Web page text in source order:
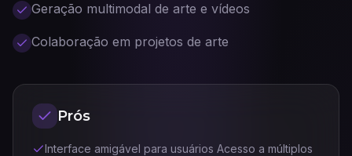
Geração multimodal de arte e vídeos
Colaboração em projetos de arte
Prós
Interface amigável para usuários Acesso a múltiplos